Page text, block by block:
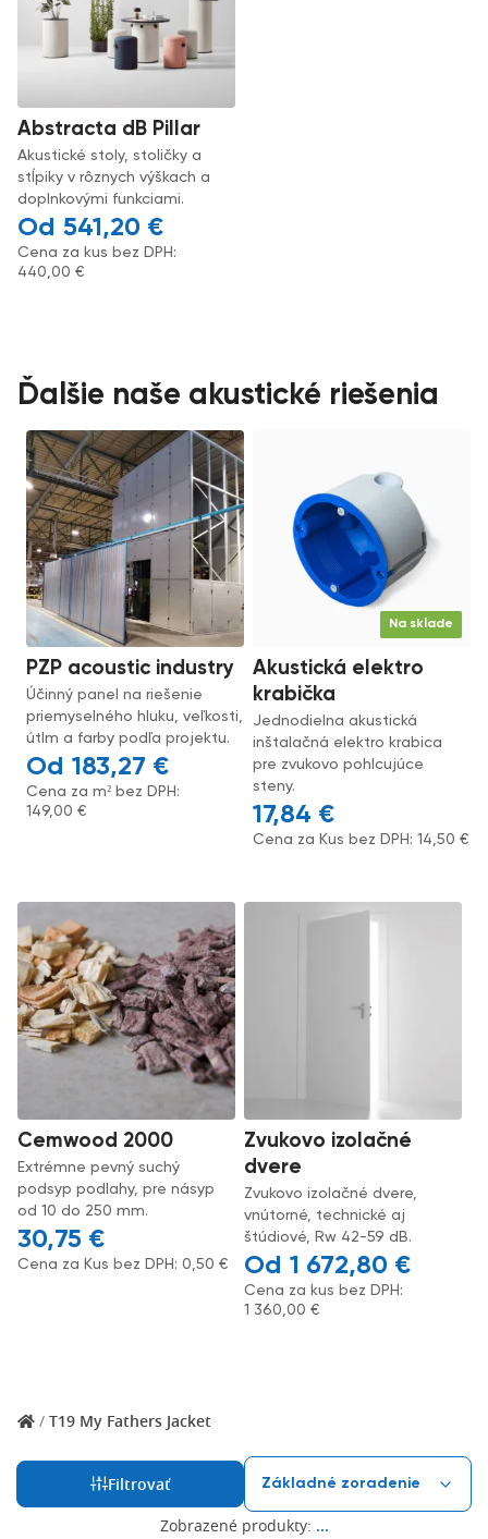
Abstracta dB Pillar
Akustické stoly, stoličky a
stĺpiky v rôznych výškach a
doplnkovými funkciami.
541,20 €
Cena za kus bez DPH:
440,00 €
Ďalšie naše akustické riešenia
PZP acoustic industry
Účinný panel na riešenie
priemyselného hluku, veľkosti,
útlm a farby podľa projektu.
183,27 €
Cena za m² bez DPH:
149,00€
Na sklade
Akustická elektro
krabička
Jednodielna akustická
inštalačná elektro krabica
pre zvukovo pohlcujúce
steny.
17,84 €
Cena za Kus bez DPH:14,50€
Cemwood 2000
Extrémne pevný suchý
podsyp podlahy, pre násyp
od 10 do 250 mm.
30,75 €
Cena za Kus bez DPH: 0,50 €
Zvukovo izolačné
dvere
Zvukovo izolačné dvere,
vnútorné, technické aj
štúdiové, Rw 42-59 dB.
1 672,80 €
Cena za kus bez DPH:
1 360,00 €
/ T19 My Fathers Jacket
Filtrovať
Zobrazené produkty: ...